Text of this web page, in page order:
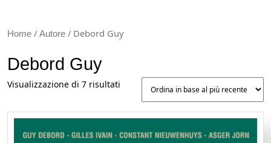
Home / Autore / Debord Guy
Debord Guy
Visualizzazione di 7 risultati
base
più